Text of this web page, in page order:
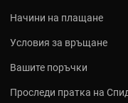
Начини на плащане
Условия за връщане
Вашите поръчки
Проследи пратка на